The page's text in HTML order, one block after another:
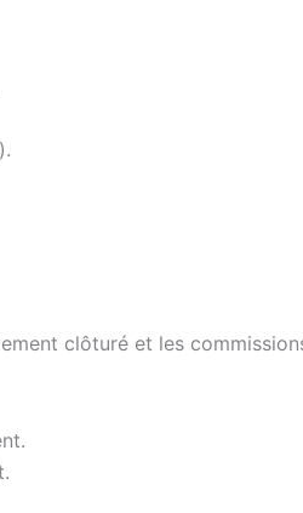
clôturé et les